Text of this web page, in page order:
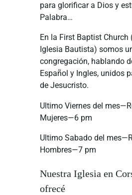
para glorificar a Dios y
Palabra…
En la First Baptist Church
Iglesia Bautista) somos
congregación, hablando
Español y Ingles, unidos
de Jesucristo.
Ultimo Viernes del
Mujeres—6 pm
Ultimo Sabado del
Hombres—7 pm
Nuestra Iglesia en
ofrecé